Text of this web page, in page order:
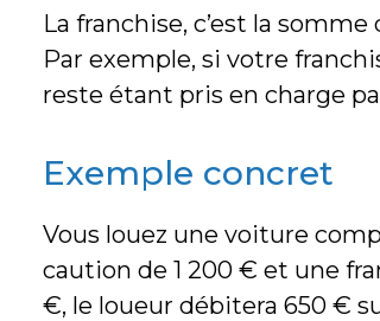
La franchise, c’est la
Par exemple, si votre
reste étant pris en charge
Exemple concret
Vous louez une voiture
caution de 1 200 € et une
€, le loueur débitera 650 €